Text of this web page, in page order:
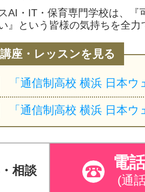
AI・IT・保育専門学校は、『
』という皆様の気持ちを全
座・レッスンを見る
相談 電
(通